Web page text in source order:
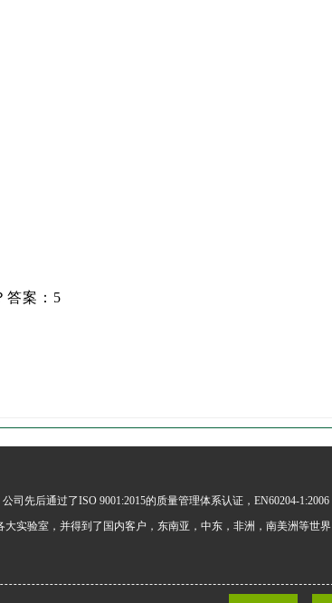
答案：5
先后通过了ISO 9001:2015的质量管理体系认证，EN60204-1:2006
大实验室，并得到了国内客户，东南亚，中东，非洲，南美洲等世界